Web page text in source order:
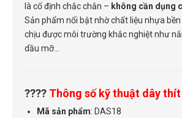
là cố định chắc chắn – không cần dụng
Sản phẩm nổi bật nhờ chất liệu nhựa
chịu được môi trường khắc nghiệt như
dầu mỡ...
???? Thông số kỹ thuật dây thít
Mã sản phẩm: DAS18